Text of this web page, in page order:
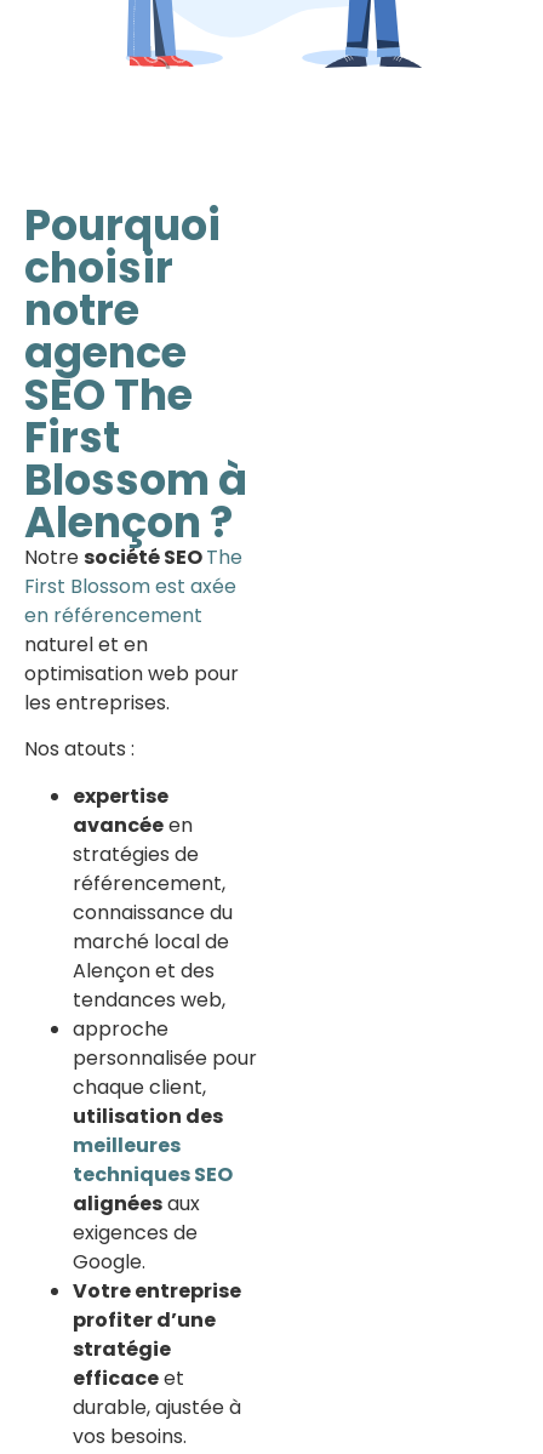
Pourquoi
choisir
notre
agence
SEO The
First
Blossom à
Alençon ?
Notresociété SEOThe
First Blossom est axée
en référencement
naturel et en
optimisation web pour
les entreprises.
Nos atouts :
expertise
avancéeen
stratégies de
référencement,
connaissance du
marché local de
Alençon et des
tendances web,
approche
personnalisée pour
chaque client,
utilisation des
meilleures
techniques SEO
alignéesaux
exigences de
Google.
Votre entreprise
profiter d’une
stratégie
efficaceet
durable, ajustée à
vos besoins.